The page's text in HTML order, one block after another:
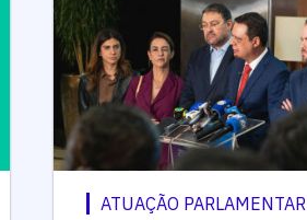
ATUAÇÃO PARLAMENTAR